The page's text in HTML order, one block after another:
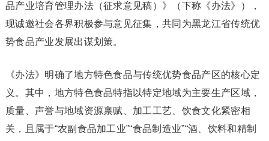
品产业培育管理办法（征求意见稿）》（下称《办法》），
现诚邀社会各界积极参与意见征集，共同为黑龙江省传统优
势食品产业发展出谋划策。
《办法》明确了地方特色食品与传统优势食品产区的核心定
义。其中，地方特色食品特指以特定地域为主要生产区域，
质量、声誉与地域资源禀赋、加工工艺、饮食文化紧密相
关，且属于“农副食品加工业”“食品制造业”“酒、饮料和精制